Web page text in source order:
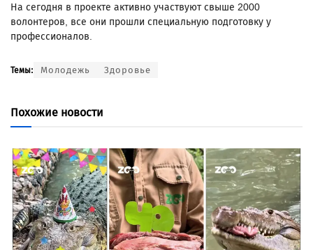
На сегодня в проекте активно участвуют свыше 2000
волонтеров, все они прошли специальную подготовку у
профессионалов.
Темы: Молодежь Здоровье
Похожие новости